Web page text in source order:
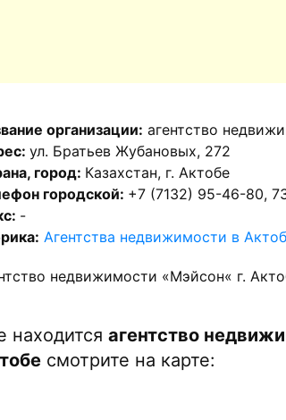
организации: агентство
ул. Братьев Жубановых, 272
город: Казахстан, г. Актобе
городской: +7 (7132) 95-46-80,
-
Агентства недвижимости в
недвижимости «Мэйсон« г.
находится агентство
смотрите на карте: